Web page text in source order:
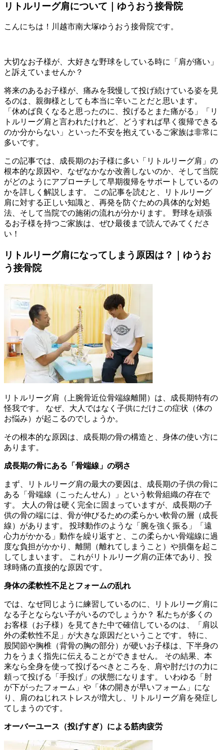
リトルリーグ肩について｜ゆうおう接骨院
こんにちは！川越市南大塚ゆうおう接骨院です。
大切なお子様が、大好きな野球をしている時に「肩が痛い」
と訴えていませんか？
将来のあるお子様が、痛みを我慢して投げ続けている姿を見
るのは、親御様としても本当に辛いことだと思います。
「休めば良くなると思ったのに、投げるとまた痛がる」「リ
トルリーグ肩と言われたけれど、どうすれば早く復帰できる
のか分からない」といった不安を抱えているご家族は非常に
多いです。
この記事では、成長期のお子様に多い「リトルリーグ肩」の
根本的な原因や、なぜなかなか改善しないのか、そして当院
がどのようにアプローチして早期復帰をサポートしているの
かを詳しく解説します。 この記事を読むと、リトルリーグ
肩に対する正しい知識と、再発を防ぐための具体的な対処
法、そして当院での施術の流れが分かります。 野球を頑張
るお子様を持つご家族は、ぜひ最後まで読んでみてくださ
い！
リトルリーグ肩になってしまう原因は？｜ゆうお
う接骨院
リトルリーグ肩（上腕骨近位骨端線離開）は、成長期特有の
怪我です。 なぜ、大人ではなく子供にだけこの症状（体の
お悩み）が起こるのでしょうか。
その根本的な原因は、成長期の骨の構造と、身体の使い方に
あります。
成長期の骨にある「骨端線」の弱さ
まず、リトルリーグ肩の最大の要因は、成長期の子供の骨に
ある「骨端線（こったんせん）」という軟骨組織の存在で
す。 大人の骨は硬く完全に固まっていますが、成長期の子
供の骨の端には、骨が伸びるための柔らかい軟骨の層（成長
線）があります。 投球動作のような「腕を強く振る」「遠
心力がかかる」動作を繰り返すと、この柔らかい骨端線に過
度な負担がかかり、離開（離れてしまうこと）や損傷を起こ
してしまいます。 これがリトルリーグ肩の正体であり、投
球時痛の直接的な原因です。
身体の柔軟性不足とフォームの乱れ
では、なぜ同じように練習しているのに、リトルリーグ肩に
なる子とならない子がいるのでしょうか？ 私たちが多くの
お客様（お子様）を見てきた中で確信しているのは、「肩以
外の柔軟性不足」が大きな原因だということです。 特に、
股関節や胸椎（背骨の胸の部分）が硬いお子様は、下半身の
力をうまく指先に伝えることができません。 その結果、本
来なら全身を使って投げるべきところを、肩や肘だけの力に
頼って投げる「手投げ」の状態になります。 いわゆる「肘
が下がったフォーム」や「体の開きが早いフォーム」にな
り、肩のねじれストレスが増大し、リトルリーグ肩を発症し
てしまうのです。
オーバーユース（投げすぎ）による筋肉疲労